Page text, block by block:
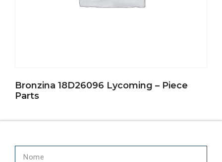
Bronzina 18D26096 Lycoming – Piece
Parts